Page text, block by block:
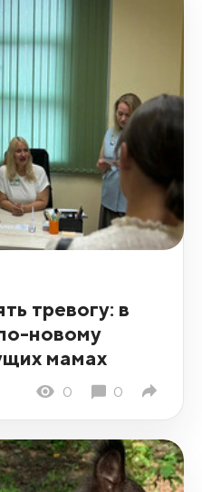
тревогу: в
новому
мамах
0 0